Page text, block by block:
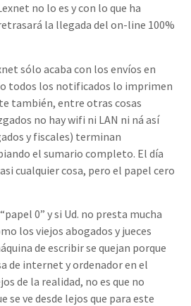
no lo es y con lo que ha
la llegada del on-line 100%
sólo acaba con los envíos en
todos los notificados lo imprimen
también, entre otras cosas
no hay wifi ni LAN ni ná así
y fiscales) terminan
el sumario completo. El día
cualquier cosa, pero el papel cero
0” y si Ud. no presta mucha
los viejos abogados y jueces
de escribir se quejan porque
de internet y ordenador en el
de la realidad, no es que no
se ve desde lejos que para este